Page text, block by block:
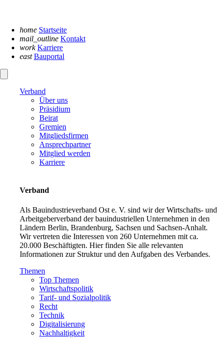
home Startseite
mail_outline Kontakt
work Karriere
east Bauportal
Verband
Über uns
Präsidium
Beirat
Gremien
Mitgliedsfirmen
Ansprechpartner
Mitglied werden
Karriere
Verband
Als Bauindustrieverband Ost e. V. sind wir der Wirtschafts- und
Arbeitgeberverband der bauindustriellen Unternehmen in den
Ländern Berlin, Brandenburg, Sachsen und Sachsen-Anhalt.
Wir vertreten die Interessen von 260 Unternehmen mit ca.
20.000 Beschäftigten. Hier finden Sie alle relevanten
Informationen zur Struktur und den Aufgaben des Verbandes.
Themen
Top Themen
Wirtschaftspolitik
Tarif- und Sozialpolitik
Recht
Technik
Digitalisierung
Nachhaltigkeit